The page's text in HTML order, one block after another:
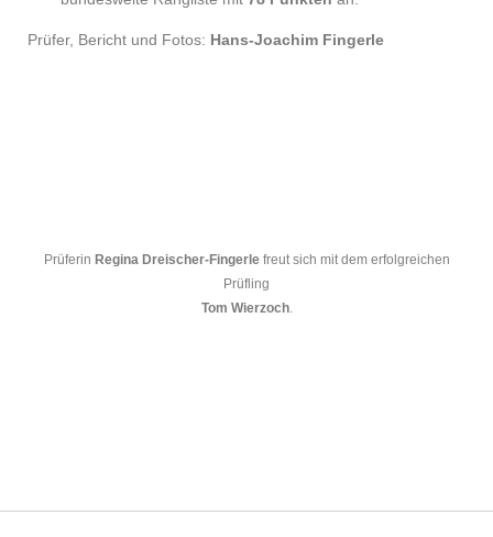
Prüfer, Bericht und Fotos: Hans-Joachim Fingerle
Prüferin Regina Dreischer-Fingerlefreut sich mit dem erfolgreichen
Prüfling
Tom Wierzoch.